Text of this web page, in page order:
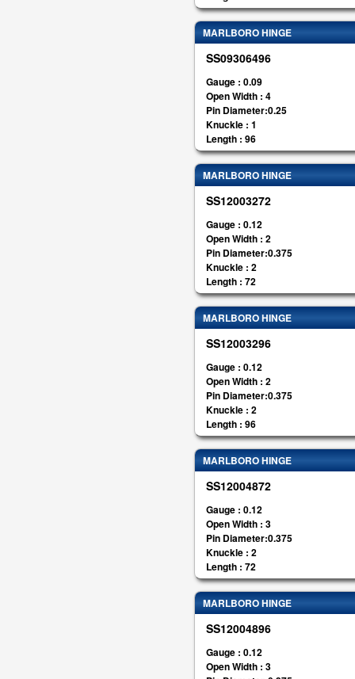
MARLBORO HINGE
SS09306496
Gauge : 0.09
Open Width : 4
Pin Diameter:0.25
Knuckle : 1
Length : 96
MARLBORO HINGE
SS12003272
Gauge : 0.12
Open Width : 2
Pin Diameter:0.375
Knuckle : 2
Length : 72
MARLBORO HINGE
SS12003296
Gauge : 0.12
Open Width : 2
Pin Diameter:0.375
Knuckle : 2
Length : 96
MARLBORO HINGE
SS12004872
Gauge : 0.12
Open Width : 3
Pin Diameter:0.375
Knuckle : 2
Length : 72
MARLBORO HINGE
SS12004896
Gauge : 0.12
Open Width : 3